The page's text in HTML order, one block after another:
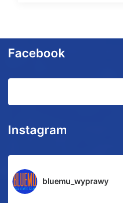
Facebook
Instagram
bluemu_wyprawy